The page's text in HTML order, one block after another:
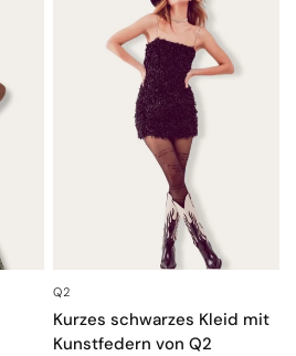
Q2
Kurzes schwarzes Kleid mit
Kunstfedern von Q2